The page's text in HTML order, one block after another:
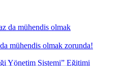
mühendis olmak zorunda!